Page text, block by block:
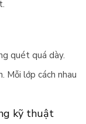
quét quá dày.
Mỗi lớp cách nhau
kỹ thuật